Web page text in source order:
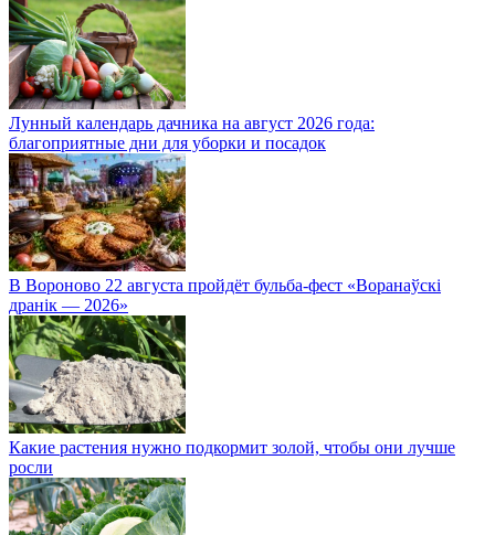
Лунный календарь дачника на август 2026 года:
благоприятные дни для уборки и посадок
В Вороново 22 августа пройдёт бульба-фест «Воранаўскі
дранік — 2026»
Какие растения нужно подкормит золой, чтобы они лучше
росли